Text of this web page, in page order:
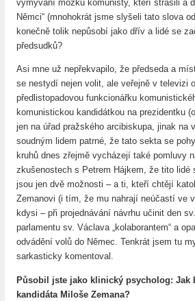
vymývání mozků komunisty, kteří strašili a
Němci“ (mnohokrát jsme slyšeli tato slova
konečně tolik nepůsobí jako dřív a lidé se
předsudků?
Asi mne už nepřekvapilo, že předseda a
se nestydí nejen volit, ale veřejně v televizi
předlistopadovou funkcionářku
komunistickou kandidátkou na prezidentku
jen na úřad pražského arcibiskupa, jinak na
soudným lidem patrné, že tato sekta se
kruhů dnes zřejmě vycházejí také pomluvy
zkušenostech s Petrem Hájkem, že tito
jsou jen dvě možnosti – a ti, kteří chtějí
Zemanovi (i tím, že mu nahrají neúčastí ve
kdysi – při projednávání návrhu učinit den
parlamentu sv. Václava „kolaborantem“ a
odvádění volů do Němec. Tenkrát jsem tu
sarkasticky komentoval.
Působil jste jako klinický psycholog:
kandidáta Miloše Zemana?